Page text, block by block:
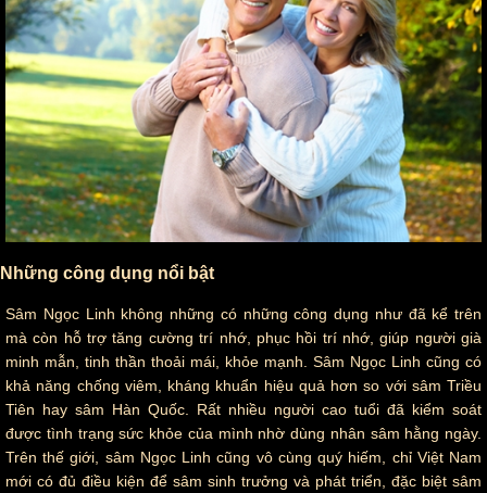
Những công dụng nổi bật
Sâm Ngọc Linh không những có những công dụng như đã kể trên
mà còn hỗ trợ tăng cường trí nhớ, phục hồi trí nhớ, giúp người già
minh mẫn, tinh thần thoải mái, khỏe mạnh. Sâm Ngọc Linh cũng có
khả năng chống viêm, kháng khuẩn hiệu quả hơn so với sâm Triều
Tiên hay sâm Hàn Quốc. Rất nhiều người cao tuổi đã kiểm soát
được tình trạng sức khỏe của mình nhờ dùng nhân sâm hằng ngày.
Trên thế giới, sâm Ngọc Linh cũng vô cùng quý hiếm, chỉ Việt Nam
mới có đủ điều kiện để sâm sinh trưởng và phát triển, đặc biệt sâm